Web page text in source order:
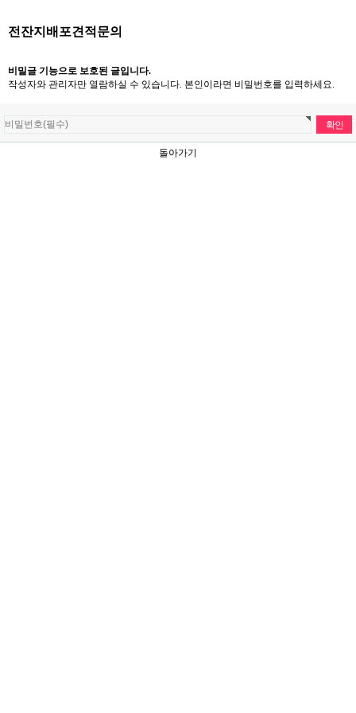
전잔지배포견적문의
비밀글 기능으로 보호된 글입니다.
작성자와 관리자만 열람하실 수 있습니다. 본인이라면 비밀번호를 입력하세요.
돌아가기